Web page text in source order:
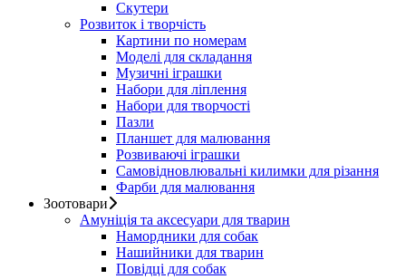
Скутери
Розвиток і творчість
Картини по номерам
Моделі для складання
Музичні іграшки
Набори для ліплення
Набори для творчості
Пазли
Планшет для малювання
Розвиваючі іграшки
Самовідновлювальні килимки для різання
Фарби для малювання
Зоотовари
Амуніція та аксесуари для тварин
Намордники для собак
Нашийники для тварин
Повідці для собак